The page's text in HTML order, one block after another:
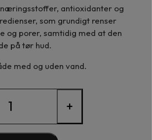
antioxidanter og
som grundigt renser
og porer, samtidig med at den
på tør hud.
med og uden vand.
+